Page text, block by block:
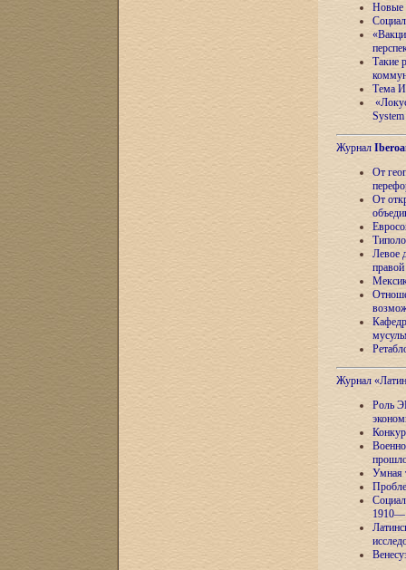
Новые
Такие
Тема
Журнал
От
От
Левое
Журнал
Роль
Умная